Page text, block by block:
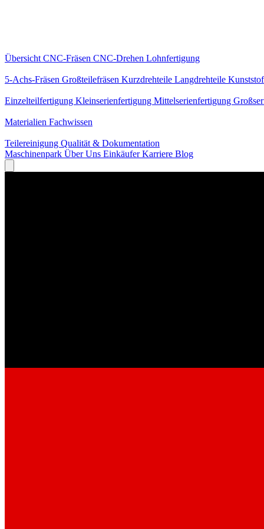
Übersicht CNC-Fräsen CNC-Drehen Lohnfertigung
5-Achs-Fräsen Großteilefräsen Kurzdrehteile Langdrehteile
Einzelteilfertigung Kleinserienfertigung Mittelserienfertigung
Materialien Fachwissen
Teilereinigung Qualität & Dokumentation
Maschinenpark Über Uns EinkäuferKarriere Blog